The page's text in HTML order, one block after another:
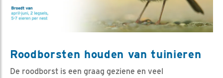
Roodborsten houden van tuinieren
De roodborst is een graag geziene en veel